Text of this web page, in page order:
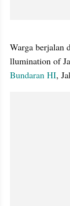
Warga berjalan
Bundaran HI,